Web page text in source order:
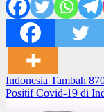
Post
navigation
Indonesia Tambah
Positif Covid-19 di